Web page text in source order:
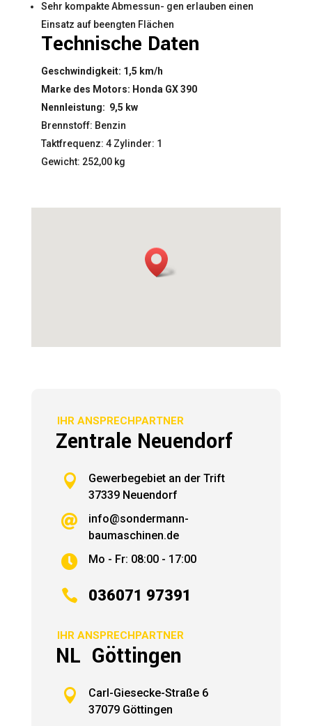
Sehr kompakte Abmessun- gen erlauben einen
Einsatz auf beengten Flächen
Technische Daten
Geschwindigkeit: 1,5 km/h
Marke des Motors: Honda GX 390
Nennleistung: 9,5 kw
Brennstoff: Benzin
Taktfrequenz: 4 Zylinder: 1
Gewicht: 252,00 kg
IHR ANSPRECHPARTNER
Zentrale Neuendorf

Gewerbegebiet an der Trift
37339 Neuendorf

info@sondermann-
baumaschinen.de
 Mo - Fr: 08:00 - 17:00
 036071 97391
IHR ANSPRECHPARTNER
NL Göttingen

Carl-Giesecke-Straße 6
37079 Göttingen